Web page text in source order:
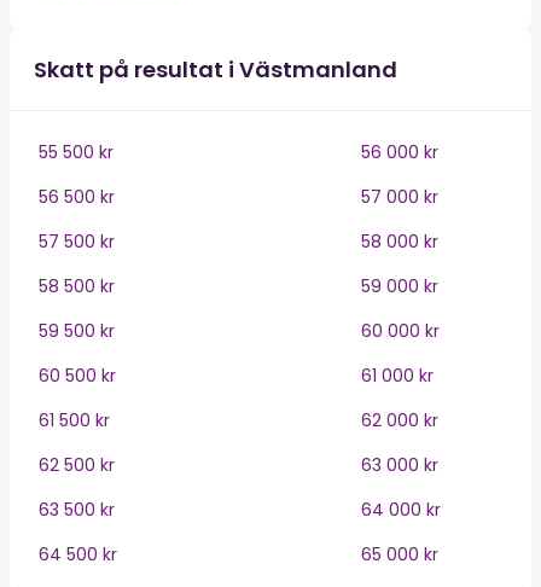
Skatt på resultat i Västmanland
55 500 kr
56 000 kr
56 500 kr
57 000 kr
57 500 kr
58 000 kr
58 500 kr
59 000 kr
59 500 kr
60 000 kr
60 500 kr
61 000 kr
61 500 kr
62 000 kr
62 500 kr
63 000 kr
63 500 kr
64 000 kr
64 500 kr
65 000 kr